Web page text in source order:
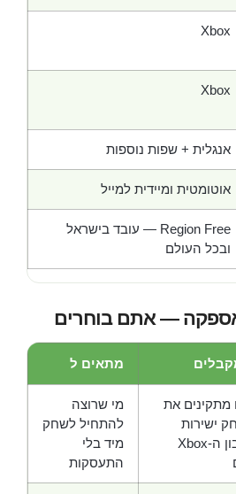
Xbox
Xbox
אנגלית + שפות נוספות
אוטומטית ומיידית למייל
Region Free — עובד בישראל
ובכל העולם
אספקה — אתם בוחרים
מתאים ל
מתקינים את
ישירות
לחשבון ה-Xbox
מי שרוצה
להתחיל לשחק
מיד בלי
התעסקות